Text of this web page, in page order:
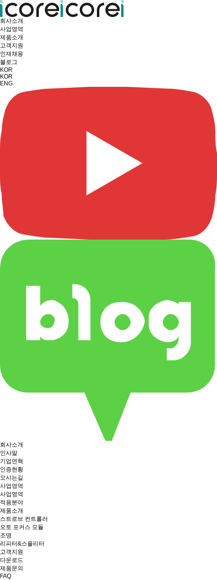
회사소개
사업영역
제품소개
고객지원
인재채용
블로그
KOR
KOR
ENG
회사소개
인사말
기업연혁
인증현황
오시는길
사업영역
사업영역
적용분야
제품소개
스트로브 컨트롤러
오토 포커스 모듈
조명
리피터&스플리터
고객지원
다운로드
제품문의
FAQ